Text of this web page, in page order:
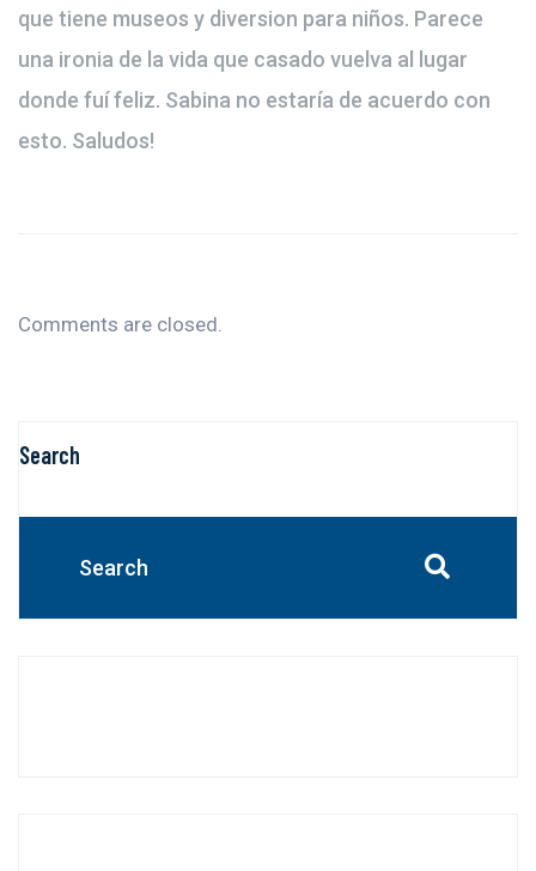
que tiene museos y diversion para niños. Parece
una ironia de la vida que casado vuelva al lugar
donde fuí feliz. Sabina no estaría de acuerdo con
esto. Saludos!
Comments are closed.
Search